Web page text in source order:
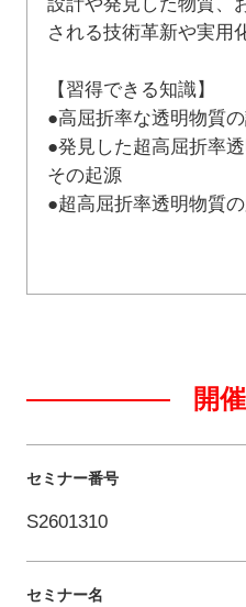
される技術革新や実用
【習得できる知識】
●高屈折率な透明物質
●発見した超高屈折率
その起源
●超高屈折率透明物質
開
セミナー番号
S2601310
セミナー名